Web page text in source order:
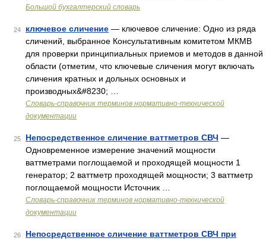
Большой бухгалтерский словарь
24 ключевое сличение — ключевое сличение: Одно из ряда
сличений, выбранное Консультативным комитетом МКМВ
для проверки принципиальных приемов и методов в данной
области (отметим, что ключевые сличения могут включать
сличения кратных и дольных основных и
производных&#8230; …
Словарь-справочник терминов нормативно-технической
документации
25 Непосредственное сличение ваттметров СВЧ —
Одновременное измерение значений мощности
ваттметрами поглощаемой и проходящей мощности 1
генератор; 2 ваттметр проходящей мощности; 3 ваттметр
поглощаемой мощности Источник …
Словарь-справочник терминов нормативно-технической
документации
26
Непосредственное сличение ваттметров СВЧ при